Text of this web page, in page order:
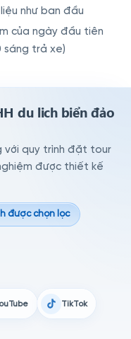
như ban đầu
của ngày đầu tiên
sáng trả xe)
du lich biển đảo
với quy trình đặt tour
được thiết kế
được chọn lọc
TikTok